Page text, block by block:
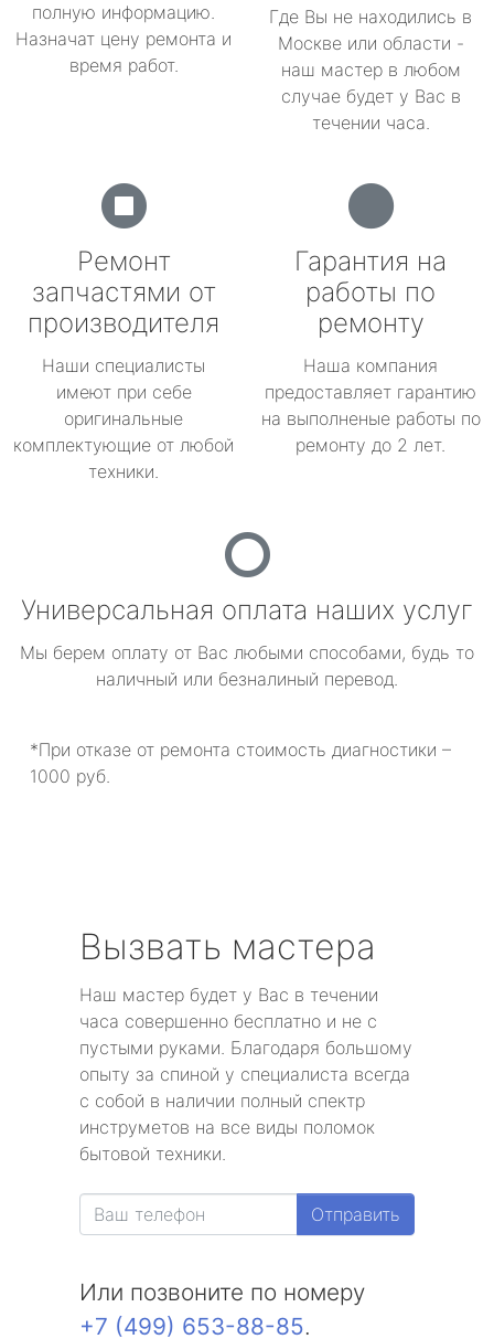
полную информацию.
Назначат цену ремонта и
время работ.
Где Вы не находились в
Москве или области -
наш мастер в любом
случае будет у Вас в
течении часа.
Ремонт
запчастями от
производителя
Наши специалисты
имеют при себе
оригинальные
комплектующие от любой
техники.
Гарантия на
работы по
ремонту
Наша компания
предоставляет гарантию
на выполненые работы по
ремонту до 2 лет.
Универсальная оплата наших услуг
Мы берем оплату от Вас любыми способами, будь то
наличный или безналиный перевод.
*При отказе от ремонта стоимость диагностики –
1000 руб.
Вызвать мастера
Наш мастер будет у Вас в течении
часа совершенно бесплатно и не с
пустыми руками. Благодаря большому
опыту за спиной у специалиста всегда
с собой в наличии полный спектр
инструметов на все виды поломок
бытовой техники.
Отправить
Или позвоните по номеру
+7 (499) 653-88-85.